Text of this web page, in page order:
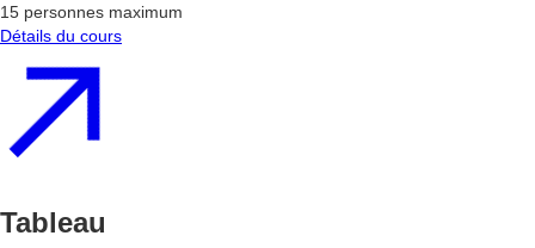
15 personnes maximum
Détails du cours
Tableau